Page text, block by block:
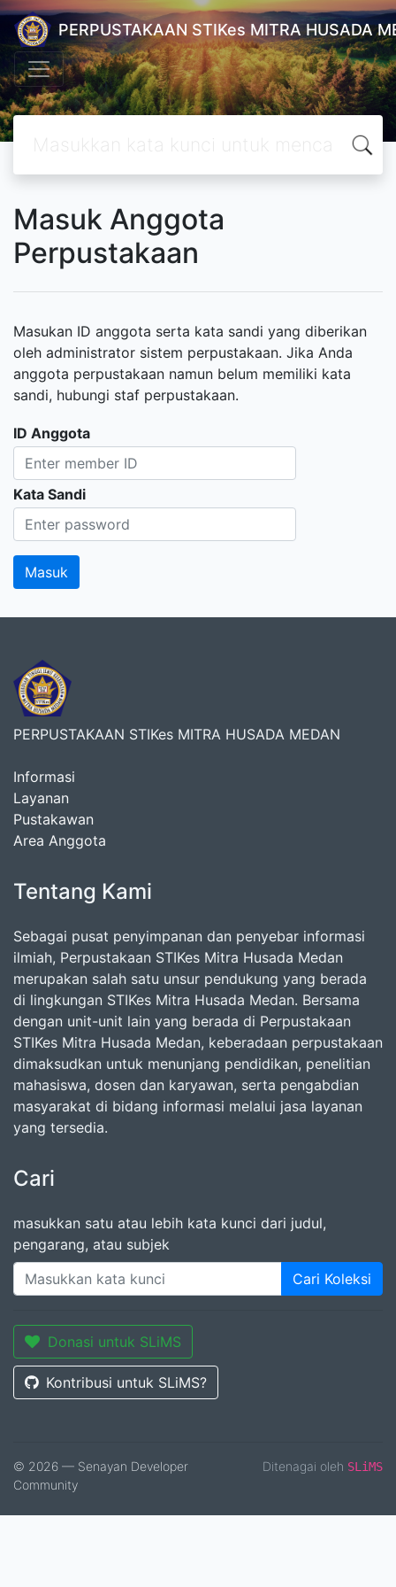
PERPUSTAKAAN STIKes MITRA HUSADA
Masuk Anggota
Perpustakaan
Masukan ID anggota serta kata sandi yang diberikan
oleh administrator sistem perpustakaan. Jika Anda
anggota perpustakaan namun belum memiliki kata
sandi, hubungi staf perpustakaan.
ID Anggota
Kata Sandi
PERPUSTAKAAN STIKes MITRA HUSADA MEDAN
Informasi
Layanan
Pustakawan
Area Anggota
Tentang Kami
Sebagai pusat penyimpanan dan penyebar informasi
ilmiah, Perpustakaan STIKes Mitra Husada Medan
merupakan salah satu unsur pendukung yang berada
di lingkungan STIKes Mitra Husada Medan. Bersama
dengan unit-unit lain yang berada di Perpustakaan
STIKes Mitra Husada Medan, keberadaan perpustakaan
dimaksudkan untuk menunjang pendidikan, penelitian
mahasiswa, dosen dan karyawan, serta pengabdian
masyarakat di bidang informasi melalui jasa layanan
yang tersedia.
Cari
masukkan satu atau lebih kata kunci dari judul,
pengarang, atau subjek
Cari Koleksi
Donasi untuk SLiMS
Kontribusi untuk SLiMS?
© 2026 — Senayan Developer
Community
Ditenagai oleh SLiMS